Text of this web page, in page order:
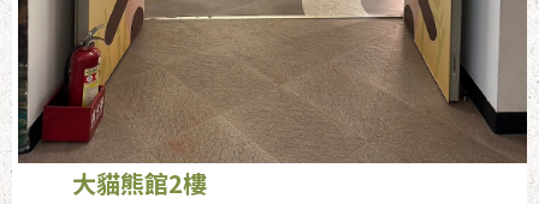
大貓熊館2樓